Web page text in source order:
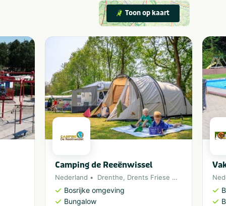
Toon op kaart
Camping de Reeënwissel
Nederland Drenthe, Drents Friese Wold
Bosrijke omgeving
Bungalow